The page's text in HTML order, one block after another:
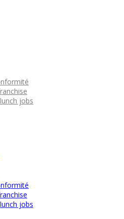
jobs
jobs